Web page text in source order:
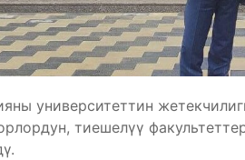
университеттин
тиешелүү